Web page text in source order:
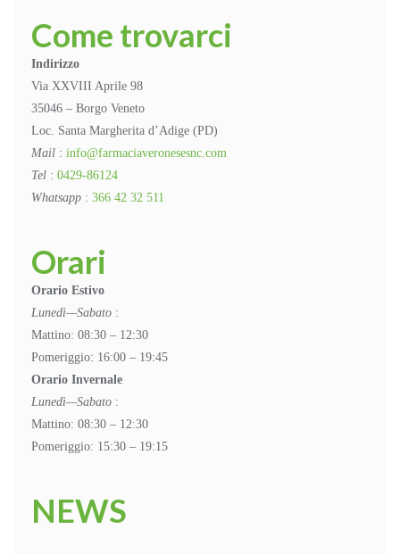
Come trovarci
Indirizzo
Via XXVIII Aprile 98
35046 – Borgo Veneto
Loc. Santa Margherita d’Adige (PD)
Mail : info@farmaciaveronesesnc.com
Tel : 0429-86124
Whatsapp : 366 42 32 511
Orari
Orario Estivo
Lunedì—Sabato :
Mattino: 08:30 – 12:30
Pomeriggio: 16:00 – 19:45
Orario Invernale
Lunedì—Sabato :
Mattino: 08:30 – 12:30
Pomeriggio: 15:30 – 19:15
NEWS